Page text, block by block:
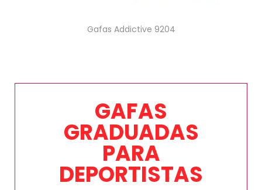
Gafas Addictive 9204
GAFAS
GRADUADAS
PARA
DEPORTISTAS